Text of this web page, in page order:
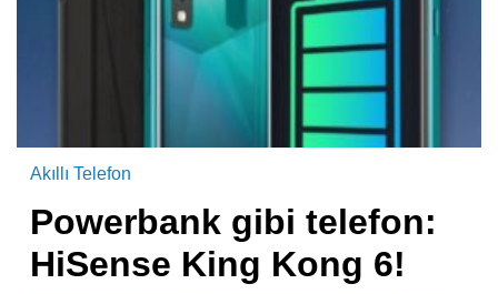
Akıllı Telefon
Powerbank gibi telefon:
HiSense King Kong 6!